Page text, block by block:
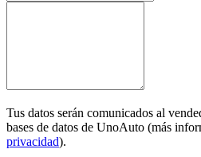
Tus datos serán comunicados al
bases de datos de UnoAuto (más
privacidad).